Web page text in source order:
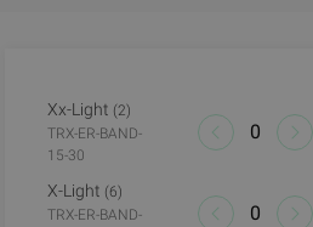
Xx-Light (2)
TRX-ER-BAND-
15-30
X-Light (6)
TRX-ER-BAND-